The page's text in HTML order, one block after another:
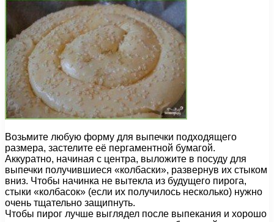
Возьмите любую форму для выпечки подходящего
размера, застелите её пергаментной бумагой.
Аккуратно, начиная с центра, выложите в посуду для
выпечки получившиеся «колбаски», развернув их стыком
вниз. Чтобы начинка не вытекла из будущего пирога,
стыки «колбасок» (если их получилось несколько) нужно
очень тщательно защипнуть.
Чтобы пирог лучше выглядел после выпекания и хорошо